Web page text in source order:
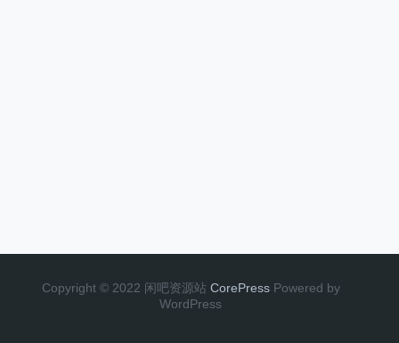
Copyright © 2022 闲吧资源站 CorePress Powered by
WordPress